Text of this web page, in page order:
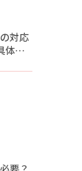
対応
体的
要？